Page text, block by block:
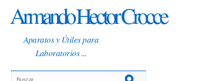
Armando Hector Crocce
Aparatos y Útiles para
Laboratorios ...